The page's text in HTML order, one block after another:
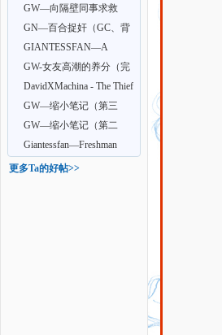
GW—向隔壁同事求救
却…(GC)
GN—百合捉奸（GC、背
叛）
GIANTESSFAN—A
Goddess of Law 8
GW-女友高潮的养分（完
结）GC/绿帽、舔狗
DavidXMachina - The Thief
1-3
GW—缩小笔记（第三
部）GC、GT、GTS、乱伦
GW—缩小笔记（第二
部）GC、GT、GTS
Giantessfan—Freshman
Giantess 6
更多Ta的好帖>>